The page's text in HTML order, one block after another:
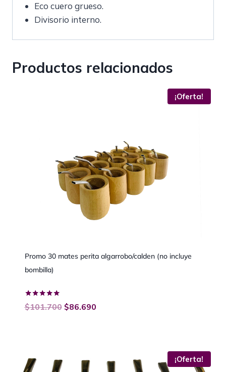
Eco cuero grueso.
Divisorio interno.
Productos relacionados
¡Oferta!
Promo 30 mates perita algarrobo/calden (no incluye
bombilla)
Valorado
con
$101.700 $86.690
¡Oferta!